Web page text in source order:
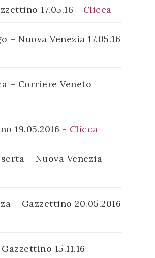
17.05.16 - Clicca
Nuova Venezia 17.05.16
– Corriere Veneto
19.05.2016 - Clicca
– Nuova Venezia
– Gazzettino 20.05.2016
15.11.16 -